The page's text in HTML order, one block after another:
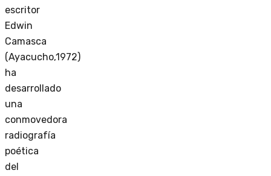
escritor
Edwin
Camasca
(Ayacucho,1972)
ha
desarrollado
una
conmovedora
radiografía
poética
del